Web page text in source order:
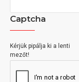
Captcha
Kérjük pipálja ki a lenti
mezőt!